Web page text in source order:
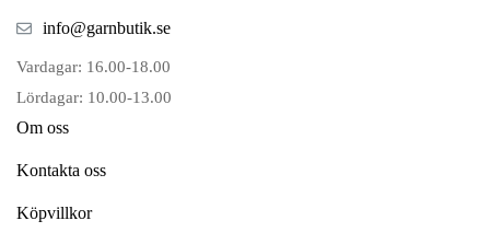
info@garnbutik.se
Vardagar: 16.00-18.00
Lördagar: 10.00-13.00
Om oss
Kontakta oss
Köpvillkor